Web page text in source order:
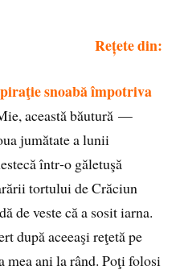
Rețete din:
snoabă împotriva
această băutură —
jumătate a lunii
într‑o găletuşă
tortului de Crăciun
veste că a sosit iarna.
după aceeaşi reţetă pe
mea ani la rând. Poţi folosi